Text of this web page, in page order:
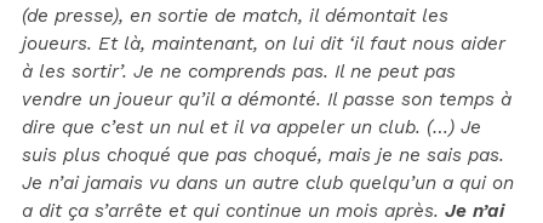
(de presse), en sortie de match, il démontait les
joueurs. Et là, maintenant, on lui dit ‘il faut nous aider
à les sortir’. Je ne comprends pas. Il ne peut pas
vendre un joueur qu’il a démonté. Il passe son temps à
dire que c’est un nul et il va appeler un club. (…) Je
suis plus choqué que pas choqué, mais je ne sais pas.
Je n’ai jamais vu dans un autre club quelqu’un a qui on
a dit ça s’arrête et qui continue un mois après. Je n’ai